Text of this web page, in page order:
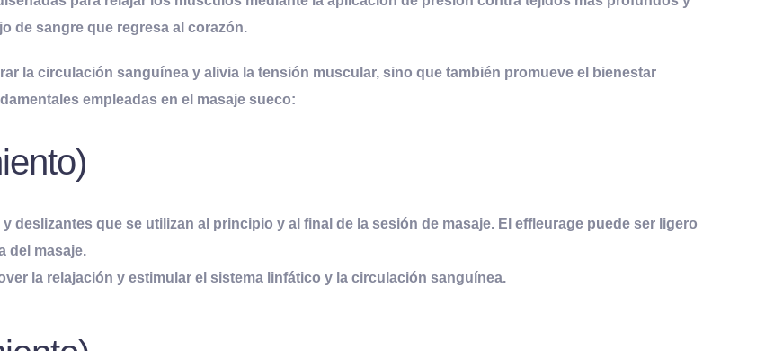
de sangre que regresa al corazón.
la circulación sanguínea y alivia la tensión muscular, sino que también promueve el bienestar
empleadas en el masaje sueco:
deslizantes que se utilizan al principio y al final de la sesión de masaje. El effleurage puede ser ligero
del masaje.
la relajación y estimular el sistema linfático y la circulación sanguínea.